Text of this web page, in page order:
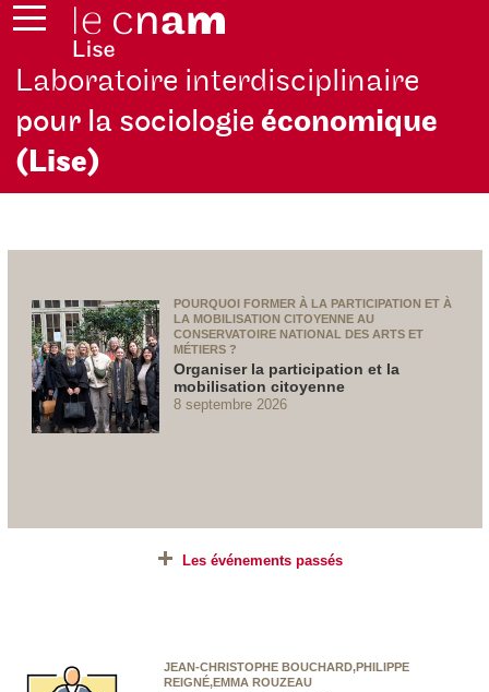
Laboratoire interdisciplinaire
pour la sociologieéconomique
(Lise)
POURQUOI FORMER À LA PARTICIPATION ET À
LA MOBILISATION CITOYENNE AU
CONSERVATOIRE NATIONAL DES ARTS ET
MÉTIERS ?
Organiser la participation et la
mobilisation citoyenne
8 septembre 2026
Les événements passés
JEAN-CHRISTOPHE BOUCHARD,PHILIPPE
REIGNÉ,EMMA ROUZEAU